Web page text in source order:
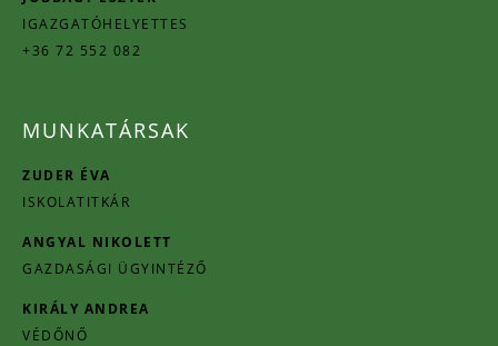
IGAZGATÓHELYETTES
+36 72 552 082
MUNKATÁRSAK
ZUDER ÉVA
ISKOLATITKÁR
ANGYAL NIKOLETT
GAZDASÁGI ÜGYINTÉZŐ
KIRÁLY ANDREA
VÉDŐNŐ